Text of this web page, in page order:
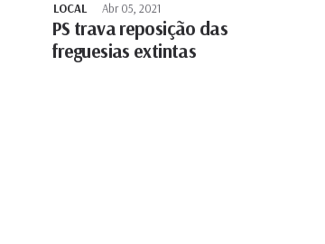
LOCAL Abr 05, 2021
PS trava reposição das
freguesias extintas